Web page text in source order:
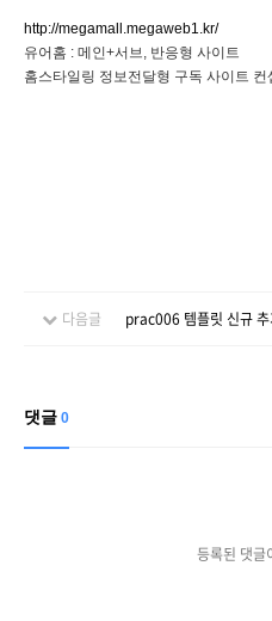
http://megamall.megaweb1.kr/
유어홈 : 메인+서브, 반응형 사이트
홈스타일링 정보전달형 구독 사이트
다음글 prac006 템플릿 신규
댓글 0
등록된 댓글